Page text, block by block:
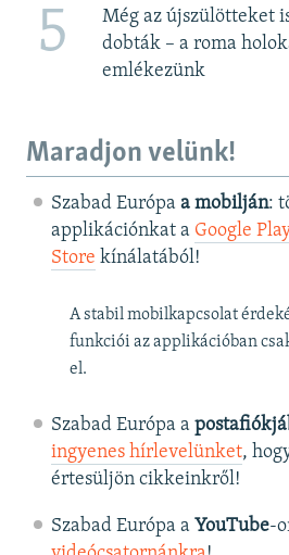
5
Még az újszülötteket
dobták – a roma
emlékezünk
Maradjon velünk!
Szabad Európa a mobilján:
applikációnkat a Google
Store kínálatából!
A stabil mobilkapcsolat
funkciói az applikációban
el.
Szabad Európa a
ingyenes hírlevelünket,
értesüljön cikkeinkről!
Szabad Európa a YouTube-